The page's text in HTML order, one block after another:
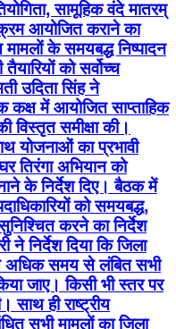
सामूहिक वंदे मातरम्
आयोजित कराने का
मामलों के समयबद्ध निष्पादन
को सर्वोच्च
उदिता सिंह ने
में आयोजित साप्ताहिक
विस्तृत समीक्षा की।
योजनाओं का प्रभावी
तिरंगा अभियान को
के निर्देश दिए। बैठक में
को समयबद्ध,
सुनिश्चित करने का निर्देश
ने निर्देश दिया कि जिला
अधिक समय से लंबित सभी
जाए। किसी भी स्तर पर
साथ ही राष्ट्रीय
सभी मामलों का जिला